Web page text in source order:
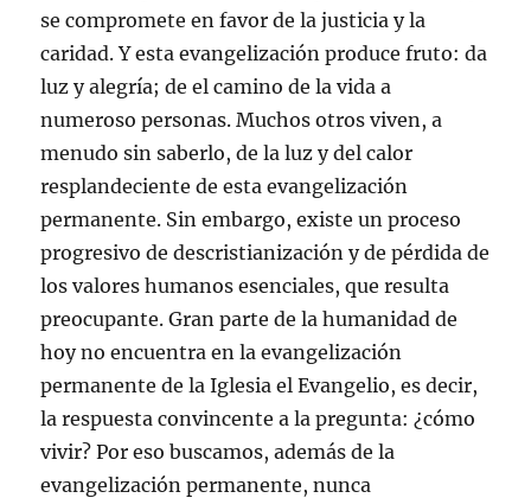
se compromete en favor de la justicia y la
caridad. Y esta evangelización produce fruto: da
luz y alegría; de el camino de la vida a
numeroso personas. Muchos otros viven, a
menudo sin saberlo, de la luz y del calor
resplandeciente de esta evangelización
permanente. Sin embargo, existe un proceso
progresivo de descristianización y de pérdida de
los valores humanos esenciales, que resulta
preocupante. Gran parte de la humanidad de
hoy no encuentra en la evangelización
permanente de la Iglesia el Evangelio, es decir,
la respuesta convincente a la pregunta: ¿cómo
vivir? Por eso buscamos, además de la
evangelización permanente, nunca